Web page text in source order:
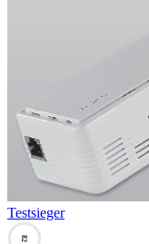
Testsieger
82